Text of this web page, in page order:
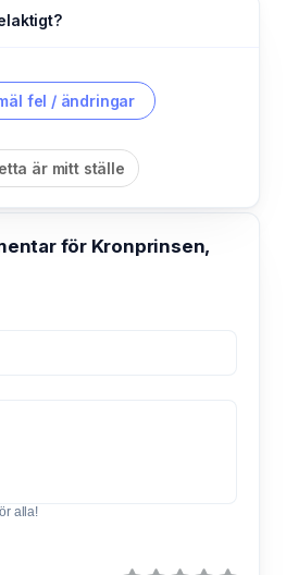
fel / ändringar
är mitt ställe
för Kronprinsen,
alla!